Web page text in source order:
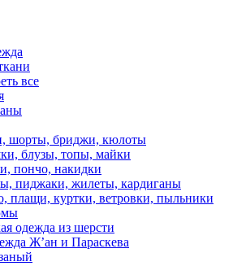
все
шорты, бриджи, кюлоты
блузы, топы, майки
пончо, накидки
пиджаки, жилеты, кардиганы
плащи, куртки, ветровки, пыльники
одежда из шерсти
Ж’ан и Параскева